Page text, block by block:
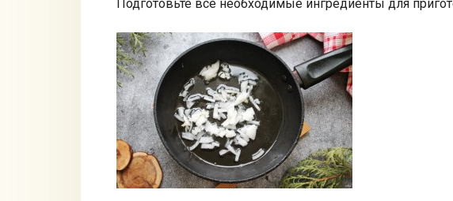
Подготовьте все необходимые ингредиенты для